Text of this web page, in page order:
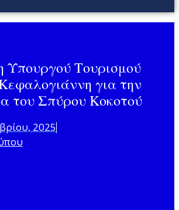
Υπουργού Τουρισμού
για την
του Σπύρου Κοκοτού
2025